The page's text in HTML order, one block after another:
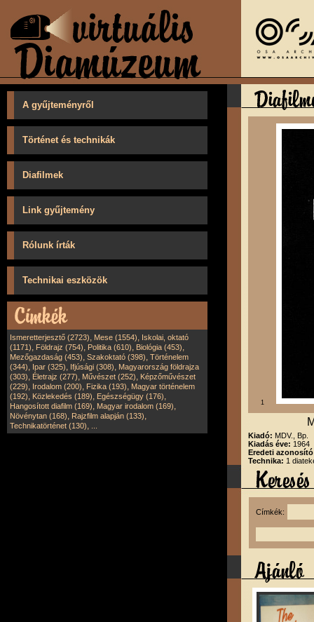
A gyűjteményről
Történet és technikák
Diafilmek
Link gyűjtemény
Rólunk írták
Technikai eszközök
Ismeretterjesztő (2723), Mese (1554), Iskolai, oktató
(1171), Földrajz (754), Politika (610), Biológia (453),
Mezőgazdaság (453), Szakoktató (398), Történelem
(344), Ipar (325), Ifjúsági (308), Magyarország földrajza
(303), Életrajz (277), Művészet (252), Képzőművészet
(229), Irodalom (200), Fizika (193), Magyar történelem
(192), Közlekedés (189), Egészségügy (176),
Hangosított diafilm (169), Magyar irodalom (169),
Növénytan (168), Rajzfilm alapján (133),
Technikatörténet (130),
1
Kiadó: MDV., Bp.
Kiadás éve: 1964
Eredeti
Technika: 1
Címkék: